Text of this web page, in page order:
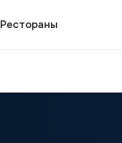
Рестораны